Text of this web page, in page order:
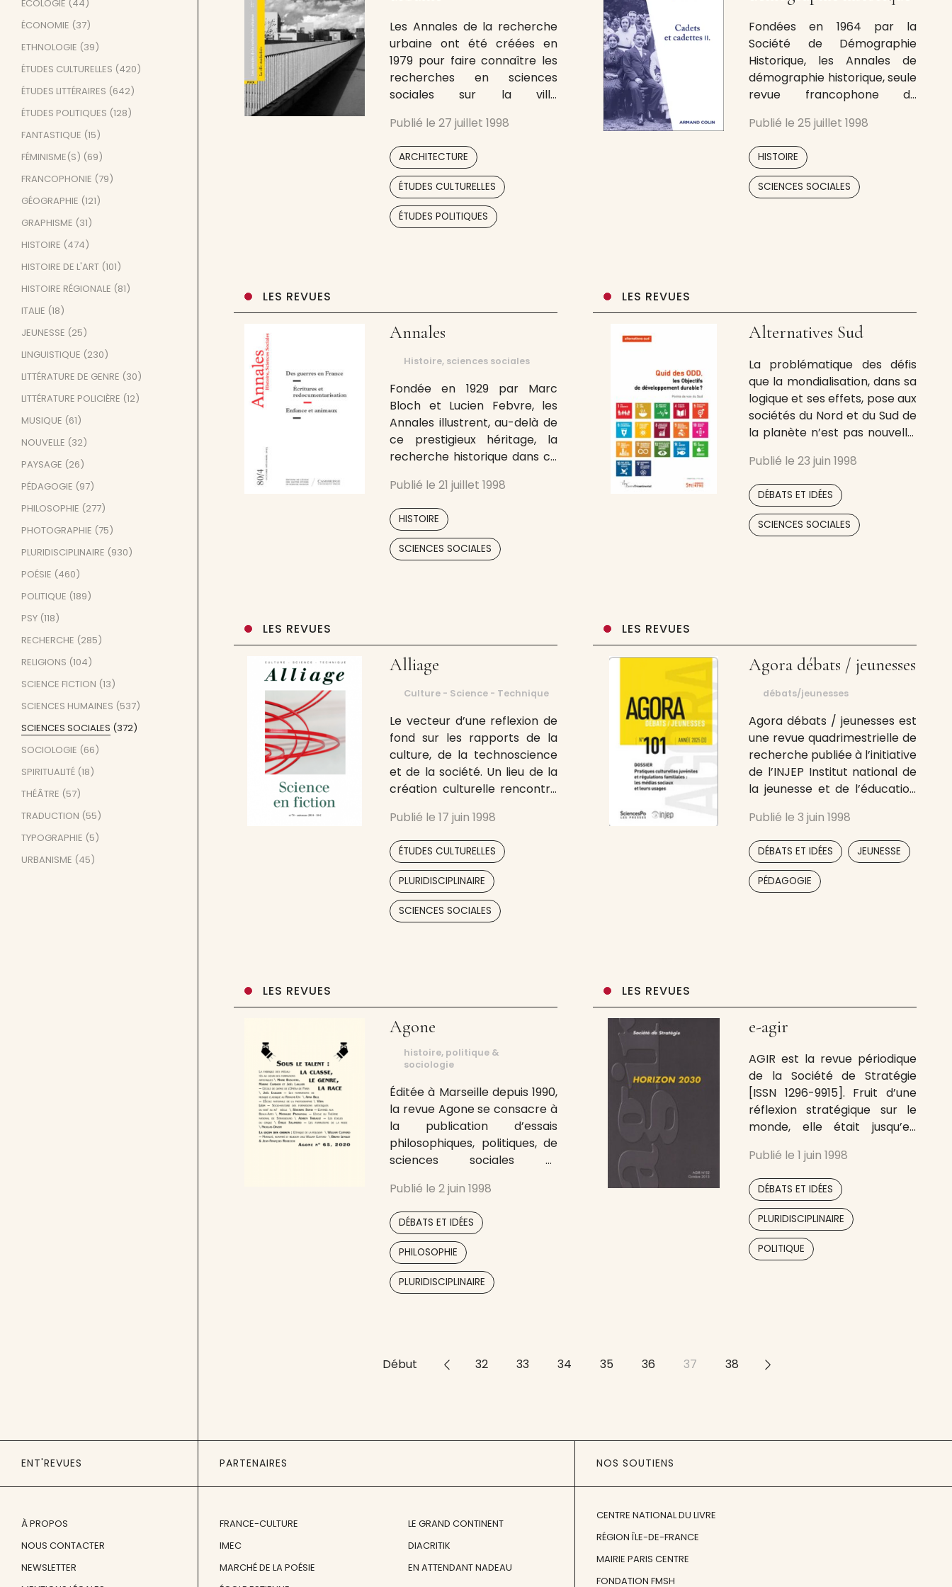
Les Annales de la recherche
urbaine ont été créées en
1979 pour faire connaître les
recherches en sciences
sociales sur la ville
s’intéressent à la ville en
France et dans le monde : la
ville comme mode de vie,
comme lieu d’innovation
sociale et technique, comme
invitation continue à la
connaissance et à la
Publié le 27 juillet 1998
ARCHITECTURE
ÉTUDES CULTURELLES
ÉTUDES POLITIQUES
Fondées en 1964 par la
Société de Démographie
Historique, les Annales de
démographie historique, seule
revue francophone du
recherches internationales
en français et en anglais sur
l’histoire, ou plutôt les
histoires, de la population et
de la famille telles qu’elles se
Publié le 25 juillet 1998
HISTOIRE
SCIENCES SOCIALES
LES REVUES
Annales
Histoire, sciences sociales
Fondée en 1929 par Marc
Bloch et Lucien Febvre, les
Annales illustrent, au-delà de
ce prestigieux héritage, la
recherche historique dans ce
Nouveaux domaines de la
recherche et histoire
comparée, ouverture sur les
aires culturelles et réflexion
épistémologique, signatures
Publié le 21 juillet 1998
HISTOIRE
SCIENCES SOCIALES
LES REVUES
Alternatives Sud
La problématique des défis
que la mondialisation, dans sa
logique et ses effets, pose aux
sociétés du Nord et du Sud de
la planète n’est pas nouvelle,
dramatique – s’impose plus
que jamais. Si les différentes
facettes de ce phénomène
font déjà l’objet d’une
importante littérature
Publié le 23 juin 1998
DÉBATS ET IDÉES
SCIENCES SOCIALES
LES REVUES
Alliage
Culture - Science - Technique
Le vecteur d’une reflexion de
fond sur les rapports de la
culture, de la technoscience
et de la société. Un lieu de la
création culturelle rencontre
outil d’information sur les
réalisations de la culture
scientifique et technique, les
livres, films, expositions, etc.
Publié le 17 juin 1998
ÉTUDES CULTURELLES
PLURIDISCIPLINAIRE
SCIENCES SOCIALES
LES REVUES
Agora débats / jeunesses
débats/jeunesses
Agora débats / jeunesses est
une revue quadrimestrielle de
recherche publiée à l’initiative
de l’INJEP Institut national de
la jeunesse et de l’éducation
comité de rédaction ouvert à
plusieurs disciplines et
composé de chercheurs,
d’universitaires et d’experts.
La revue, au travers d’articles
Publié le 3 juin 1998
DÉBATS ET IDÉES JEUNESSE
PÉDAGOGIE
LES REVUES
Agone
histoire, politique &
sociologie
Éditée à Marseille depuis 1990,
la revue Agone se consacre à
la publication d’essais
philosophiques, politiques, de
sciences sociales et
s’articule autour d’un dossier
de fond ; avec notamment
des traductions et une
volonté de s’adresser à un
large public. Cheville ouvrière
des éditions du même nom, la
revue Agone permet le
Publié le 2 juin 1998
DÉBATS ET IDÉES
PHILOSOPHIE
PLURIDISCIPLINAIRE
LES REVUES
e-agir
AGIR est la revue périodique
de la Société de Stratégie
[ISSN 1296-9915]. Fruit d’une
réflexion stratégique sur le
monde, elle était jusqu’en
diffusion des idées de la
Société de Stratégie. Depuis
notre passage au numérique,
elle est remplacée par notre
rubrique e-agir. […]
Publié le 1 juin 1998
DÉBATS ET IDÉES
PLURIDISCIPLINAIRE
POLITIQUE
Début << 32 33 34 35 36 37 38 >>
ÉCOLOGIE (44)
ÉCONOMIE (37)
ETHNOLOGIE (39)
ÉTUDES CULTURELLES (420)
ÉTUDES LITTÉRAIRES (642)
ÉTUDES POLITIQUES (128)
FANTASTIQUE (15)
FÉMINISME(S) (69)
FRANCOPHONIE (79)
GÉOGRAPHIE (121)
GRAPHISME (31)
HISTOIRE (474)
HISTOIRE DE L'ART (101)
HISTOIRE RÉGIONALE (81)
ITALIE (18)
JEUNESSE (25)
LINGUISTIQUE (230)
LITTÉRATURE DE GENRE (30)
LITTÉRATURE POLICIÈRE (12)
MUSIQUE (61)
NOUVELLE (32)
PAYSAGE (26)
PÉDAGOGIE (97)
PHILOSOPHIE (277)
PHOTOGRAPHIE (75)
PLURIDISCIPLINAIRE (930)
POÉSIE (460)
POLITIQUE (189)
PSY (118)
RECHERCHE (285)
RELIGIONS (104)
SCIENCE FICTION (13)
SCIENCES HUMAINES (537)
SCIENCES SOCIALES (372)
SOCIOLOGIE (66)
SPIRITUALITÉ (18)
THÉÂTRE (57)
TRADUCTION (55)
TYPOGRAPHIE (5)
URBANISME (45)
ENT'REVUES
À PROPOS
NOUS CONTACTER
NEWSLETTER
PARTENAIRES
FRANCE-CULTURE
IMEC
MARCHÉ DE LA POÉSIE
LE GRAND CONTINENT
DIACRITIK
EN ATTENDANT NADEAU
NOS SOUTIENS
CENTRE NATIONAL DU LIVRE
RÉGION ÎLE-DE-FRANCE
MAIRIE PARIS CENTRE
FONDATION FMSH